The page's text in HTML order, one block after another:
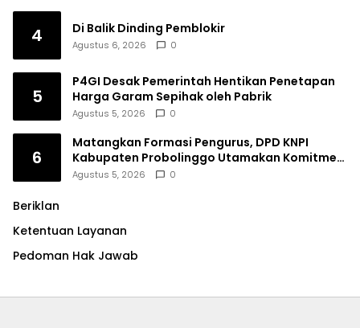
4 Di Balik Dinding Pemblokir
Agustus 6, 2026 0
5
P4GI Desak Pemerintah Hentikan Penetapan
Harga Garam Sepihak oleh Pabrik
Agustus 5, 2026 0
6
Matangkan Formasi Pengurus, DPD KNPI
Kabupaten Probolinggo Utamakan Komitmen
dan Kinerja
Agustus 5, 2026 0
Beriklan
Ketentuan Layanan
Pedoman Hak Jawab